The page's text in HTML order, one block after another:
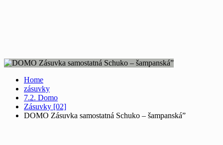
Home
zásuvky
7.2. Domo
Zásuvky [02]
DOMO Zásuvka samostatná Schuko – šampanská”